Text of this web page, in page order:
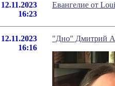
12.11.2023
16:23
Евангелие от
12.11.2023
16:16
"Дно" Дмитрий